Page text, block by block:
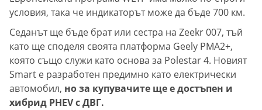
условия, така че индикаторът може да бъде 700 км.
Седанът ще бъде брат или сестра на Zeekr 007, тъй
като ще споделя своята платформа Geely PMA2+,
която също служи като основа за Polestar 4. Новият
Smart е разработен предимно като електрически
автомобил, но за купувачите ще е достъпен и
хибрид PHEV с ДВГ.